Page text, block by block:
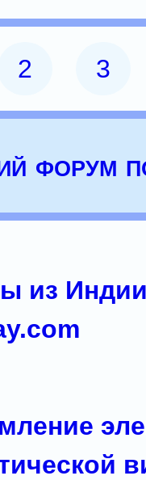
2 3
форум
из